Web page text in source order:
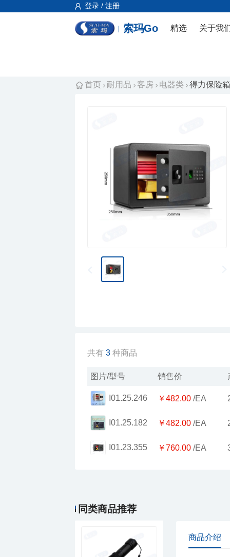
登录 / 注册
索玛Go 精选 关于我
首页 耐用品 客房 电器类 得力保险
共有 3种商品
图片/型号 销售价
I01.25.246 ￥482.00/EA
I01.25.182 ￥482.00/EA
I01.23.355 ￥760.00/EA
同类商品推荐
商品介绍